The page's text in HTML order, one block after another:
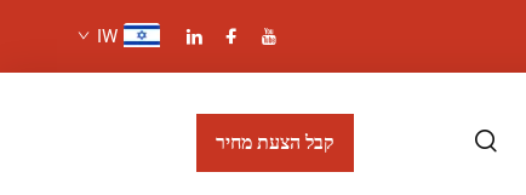
IW
קבל הצעת מחיר